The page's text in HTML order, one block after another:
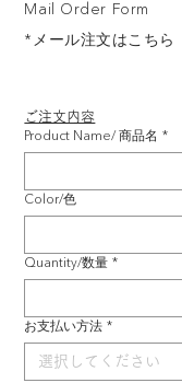
ご注文内容
Product Name/ 商品名 *
Color/色
Quantity/数量 *
お支払い方法 *
Mail Order Form
*メール注文はこちら